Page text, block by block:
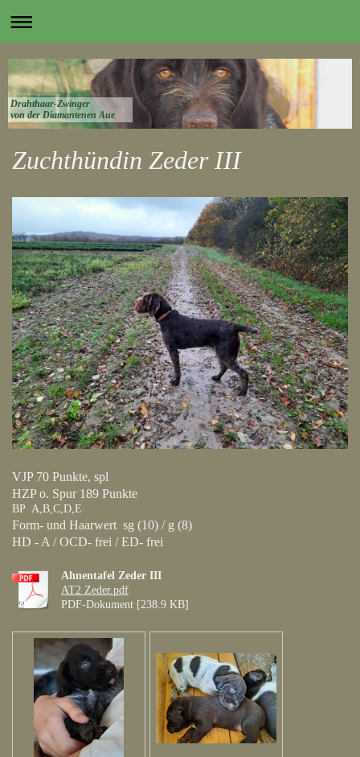
Drahthaar-Zwinger
von der Diamantenen Aue
Zuchthündin Zeder III
VJP 70 Punkte, spl
HZP o. Spur 189 Punkte
BP A,B,C,D,E
Form- und Haarwert sg (10) / g (8)
HD - A / OCD- frei / ED- frei
Ahnentafel Zeder III
AT2 Zeder.pdf
PDF-Dokument [238.9 KB]